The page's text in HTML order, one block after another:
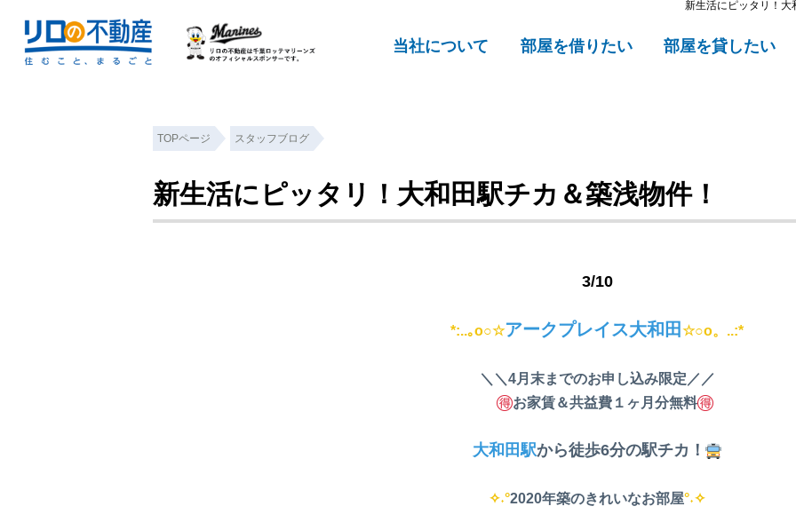
新生活にピッタリ！
当社について 部屋を借りたい 部屋を貸したい
TOPページ スタッフブログ
新生活にピッタリ！大和田駅チカ＆築浅物件！
3/10
*:..｡o○☆アークプレイス大和田 ☆○o。..:*
＼＼4月末までのお申し込み限定／／
お家賃＆共益費１ヶ月分無料
大和田駅から徒歩6分の駅チカ！
✧˖°2020年築のきれいなお部屋°˖✧